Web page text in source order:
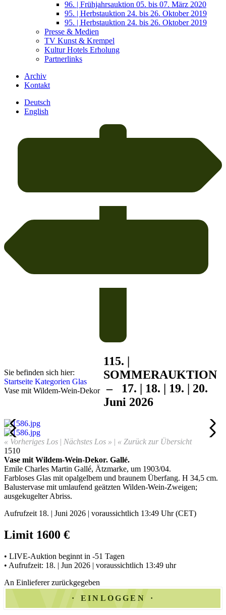
96. | Frühjahrsauktion 05. bis 07. März 2020
95. | Herbstauktion 24. bis 26. Oktober 2019
95. | Herbstauktion 24. bis 26. Oktober 2019
Presse & Medien
TV Kunst & Krempel
Kultur Hotels Erholung
Partnerlinks
Archiv
Kontakt
Deutsch
English
Sie befinden sich hier:
Startseite Kategorien Glas
Vase mit Wildem-Wein-Dekor
115. |
SOMMERAUKTION
– 17. | 18. | 19. | 20.
Juni 2026
« Vorheriges Los | Nächstes Los » | « Zurück zur Übersicht
1510
Vase mit Wildem-Wein-Dekor. Gallé.
Emile Charles Martin Gallé, Ätzmarke, um 1903/04.
Farbloses Glas mit opalgelbem und braunem Überfang. H 34,5 cm.
Balustervase mit umlaufend geätzten Wilden-Wein-Zweigen;
ausgekugelter Abriss.
Aufrufzeit 18. | Juni 2026 | voraussichtlich 13:49 Uhr (CET)
Limit 1600 €
• LIVE-Auktion beginnt in -51 Tagen
• Aufrufzeit: 18. | Jun 2026 | voraussichtlich 13:49 uhr
An Einlieferer zurückgegeben
EINLOGGEN